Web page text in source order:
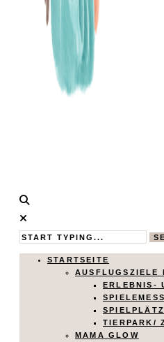
Calistas
Traum
MAMABLOG
STARTSEITE
AUSFLUGSZIELE
ERLEBNIS-
TIERPARK/
MAMA GLOW